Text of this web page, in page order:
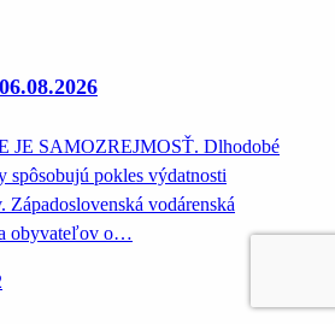
JE SAMOZREJMOSŤ. Dlhodobé
spôsobujú pokles výdatnosti
Západoslovenská vodárenská
obyvateľov o…